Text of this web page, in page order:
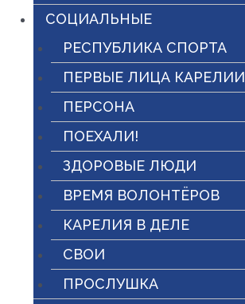
СОЦИАЛЬНЫЕ
РЕСПУБЛИКА СПОРТА
ПЕРВЫЕ ЛИЦА КАРЕЛИИ
ПЕРСОНА
ПОЕХАЛИ!
ЗДОРОВЫЕ ЛЮДИ
ВРЕМЯ ВОЛОНТЁРОВ
КАРЕЛИЯ В ДЕЛЕ
СВОИ
ПРОСЛУШКА